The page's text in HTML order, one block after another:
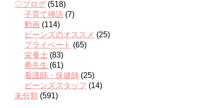
♡ブログ (518)
子育て禅語 (7)
動画 (114)
ビーンズのオススメ (25)
プライベート (65)
栄養士 (83)
希先生 (61)
看護師・保健師 (25)
ビーンズスタッフ (14)
未分類 (591)